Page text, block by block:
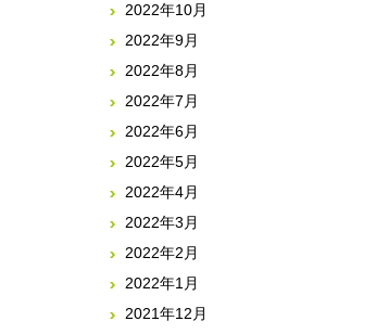
2022年10月
2022年9月
2022年8月
2022年7月
2022年6月
2022年5月
2022年4月
2022年3月
2022年2月
2022年1月
2021年12月